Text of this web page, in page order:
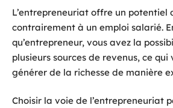
L’entrepreneuriat offre un potentiel
contrairement à un emploi salarié.
qu’entrepreneur, vous avez la
plusieurs sources de revenus, ce
générer de la richesse de manière
Choisir la voie de l’entrepreneuriat